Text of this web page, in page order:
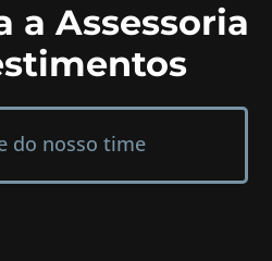
a Assessoria
do nosso time